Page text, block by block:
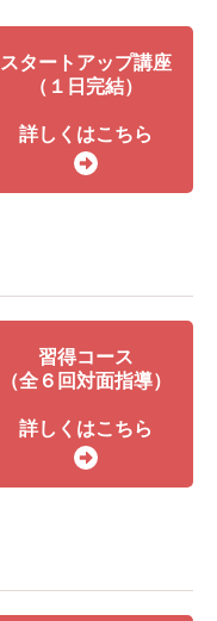
スタートアップ講座
（１日完結）
詳しくはこちら
習得コース
（全６回対面指導）
詳しくはこちら